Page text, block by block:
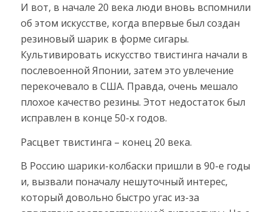
И вот, в начале 20 века люди вновь вспомнили
об этом искусстве, когда впервые был создан
резиновый шарик в форме сигары.
Культивировать искусство твистинга начали в
послевоенной Японии, затем это увлечение
перекочевало в США. Правда, очень мешало
плохое качество резины. Этот недостаток был
исправлен в конце 50-х годов.
Расцвет твистинга – конец 20 века.
В Россию шарики-колбаски пришли в 90-е годы
и, вызвали поначалу нешуточный интерес,
который довольно быстро угас из-за